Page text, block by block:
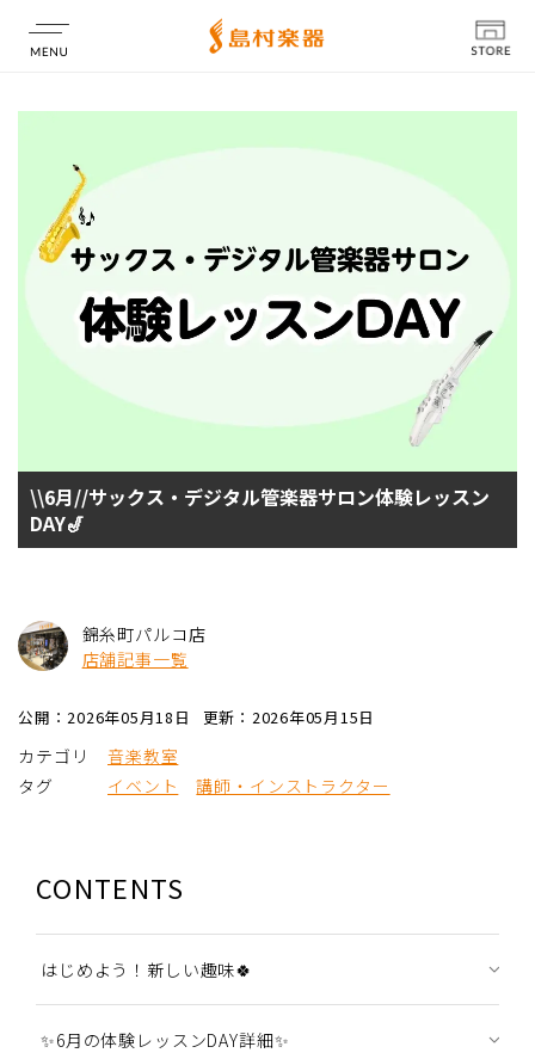
店舗情報
\\6月//サックス・デジタル管楽器サロン体験レッスン
DAY🎷
錦糸町パルコ店
店舗記事一覧
公開：2026年05月18日 更新：2026年05月15日
カテゴリ
音楽教室
タグ
イベント 講師・インストラクター
CONTENTS
はじめよう！新しい趣味🍀
✨6月の体験レッスンDAY詳細✨